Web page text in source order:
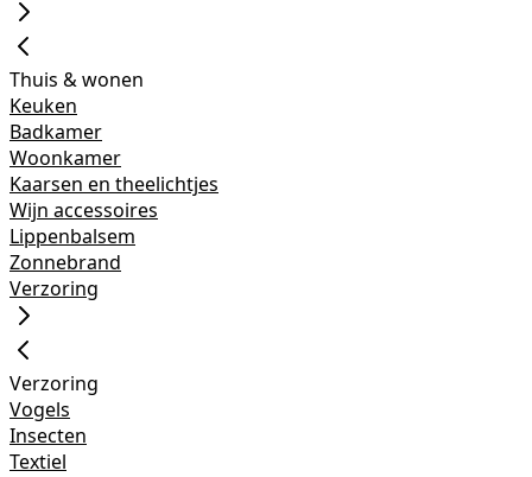
Thuis & wonen
Keuken
Badkamer
Woonkamer
Kaarsen en theelichtjes
Wijn accessoires
Lippenbalsem
Zonnebrand
Verzoring
Verzoring
Vogels
Insecten
Textiel